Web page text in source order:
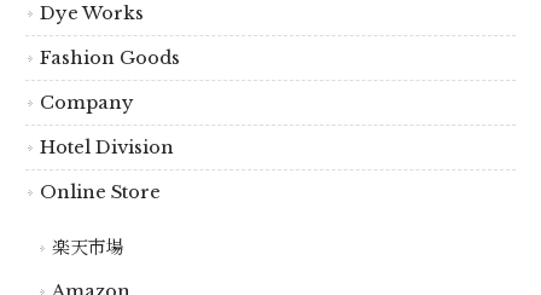
Dye Works
Fashion Goods
Company
Hotel Division
Online Store
楽天市場